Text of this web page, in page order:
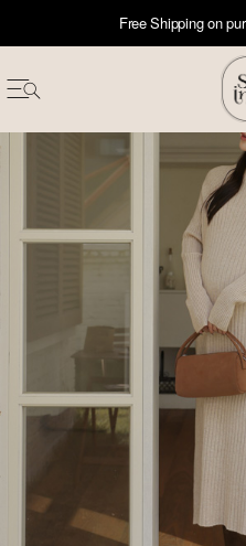
Free Shipping on